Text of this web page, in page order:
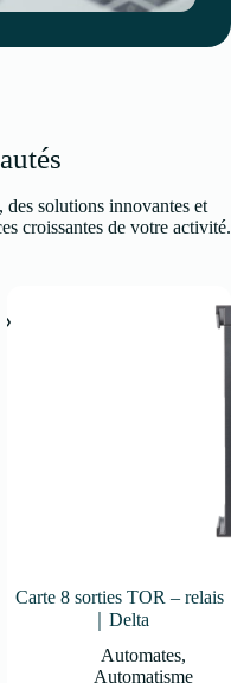
solutions innovantes et
croissantes de votre activité.
Carte 8 sorties TOR – relais
｜Delta
Automates,
Automatisme